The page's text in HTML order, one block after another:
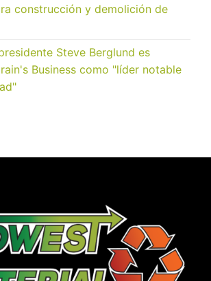
construcción y demolición de
Steve Berglund es
Business como "líder notable